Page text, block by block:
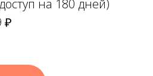
на 180 дней)
₽